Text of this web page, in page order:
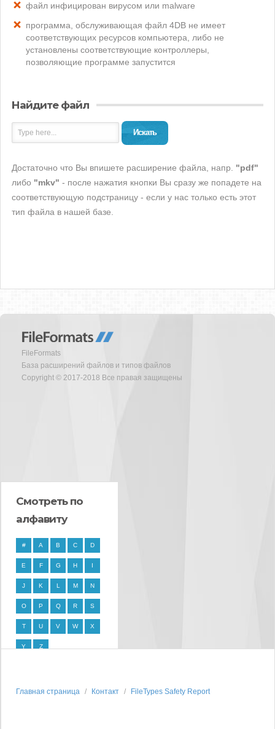
файл инфицирован вирусом или malware
программа, обслуживающая файл 4DB не имеет
соответствующих ресурсов компьютера, либо не
установлены соответствующие контроллеры,
позволяющие программе запустится
Найдите файл
Искать
Достаточно что Вы впишете расширение файла, напр. "pdf"
либо "mkv" - после нажатия кнопки Вы сразу же попадете на
соответствующую подстраницу - если у нас только есть этот
тип файла в нашей базе.
FileFormats
База расширений файлов и типов файлов
Copyright © 2017-2018 Все правая защищены
Смотреть по
алфавиту
# A B C D
E F G H I
J K L M N
O P Q R S
T U V W X
Y Z
Главная страница Контакт FileTypes Safety Report